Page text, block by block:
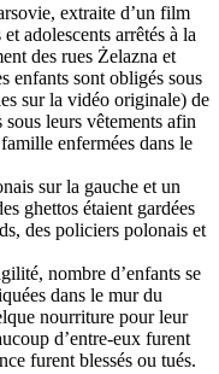
extraite d’un film
adolescents arrêtés à la
des rues Żelazna et
enfants sont obligés sous
sur la vidéo originale) de
sous leurs vêtements afin
enfermées dans le
sur la gauche et un
ghettos étaient gardées
des policiers polonais et
nombre d’enfants se
dans le mur du
nourriture pour leur
d’entre-eux furent
furent blessés ou tués.